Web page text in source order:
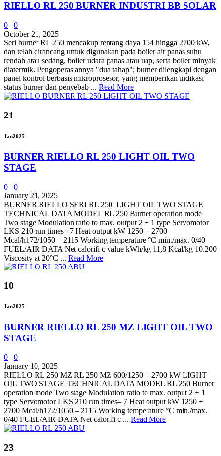
RIELLO RL 250 BURNER INDUSTRI BB SOLAR
0
0
October 21, 2025
Seri burner RL 250 mencakup rentang daya 154 hingga 2700 kW,
dan telah dirancang untuk digunakan pada boiler air panas suhu
rendah atau sedang, boiler udara panas atau uap, serta boiler minyak
diatermik. Pengoperasiannya "dua tahap"; burner dilengkapi dengan
panel kontrol berbasis mikroprosesor, yang memberikan indikasi
status burner dan penyebab ... Read More
21
Jan2025
BURNER RIELLO RL 250 LIGHT OIL TWO
STAGE
0
0
January 21, 2025
BURNER RIELLO SERI RL 250 LIGHT OIL TWO STAGE
TECHNICAL DATA MODEL RL 250 Burner operation mode
Two stage Modulation ratio to max. output 2 ÷ 1 type Servomotor
LKS 210 run times– 7 Heat output kW 1250 ÷ 2700
Mcal/h172/1050 – 2115 Working temperature °C min./max. 0/40
FUEL/AIR DATA Net calorifi c value kWh/kg 11,8 Kcal/kg 10.200
Viscosity at 20°C ... Read More
10
Jan2025
BURNER RIELLO RL 250 MZ LIGHT OIL TWO
STAGE
0
0
January 10, 2025
RIELLO RL 250 MZ RL 250 MZ 600/1250 ÷ 2700 kW LIGHT
OIL TWO STAGE TECHNICAL DATA MODEL RL 250 Burner
operation mode Two stage Modulation ratio to max. output 2 ÷ 1
type Servomotor LKS 210 run times– 7 Heat output kW 1250 ÷
2700 Mcal/h172/1050 – 2115 Working temperature °C min./max.
0/40 FUEL/AIR DATA Net calorifi c ... Read More
23